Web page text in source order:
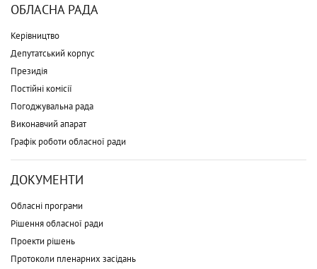
ОБЛАСНА РАДА
Керівництво
Депутатський корпус
Президія
Постійні комісії
Погоджувальна рада
Виконавчий апарат
Графік роботи обласної ради
ДОКУМЕНТИ
Обласні програми
Рішення обласної ради
Проекти рішень
Протоколи пленарних засідань